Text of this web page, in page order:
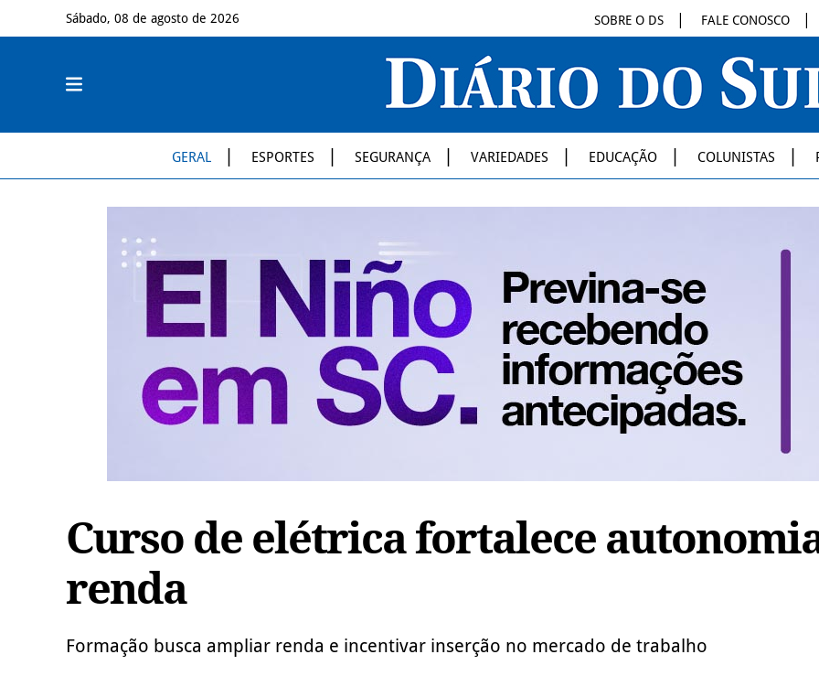
Sábado, 08 de agosto de 2026 SOBRE O DS FALE CONOSCO
GERAL ESPORTES SEGURANÇA VARIEDADES EDUCAÇÃO COLUNISTAS
Curso de elétrica fortalece
renda
Formação busca ampliar renda e incentivar inserção no mercado de trabalho